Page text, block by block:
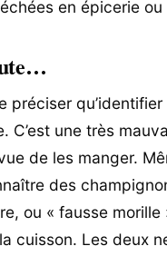
en épicerie
préciser
C’est une très
de les manger.
des
ou « fausse
cuisson. Les deux